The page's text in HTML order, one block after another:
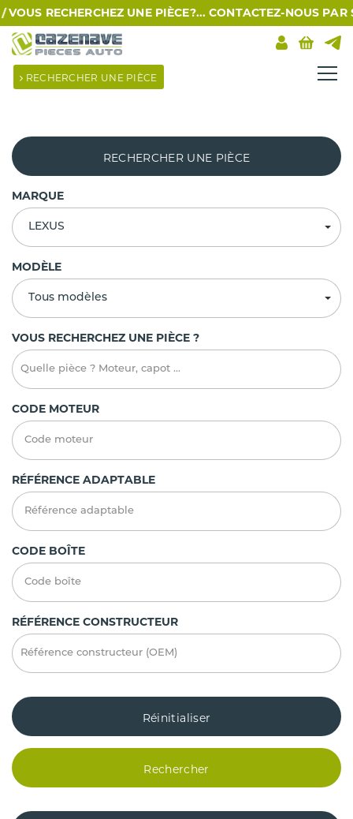
RECHERCHEZ UNE PIÈCE?... CONTACTEZ-NOUS PAR
RECHERCHER UNE PIÈCE
RECHERCHER UNE PIÈCE
MARQUE
LEXUS
MODÈLE
Tous modèles
VOUS RECHERCHEZ UNE PIÈCE ?
CODE MOTEUR
RÉFÉRENCE ADAPTABLE
CODE BOÎTE
RÉFÉRENCE CONSTRUCTEUR
Réinitialiser
Rechercher